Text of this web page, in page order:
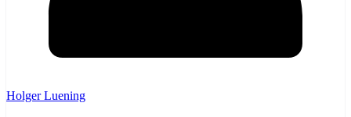
Holger Luening